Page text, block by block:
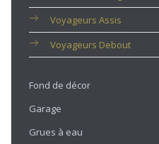
Voyageurs Assis
Voyageurs Debout
Fond de décor
Garage
Grues à eau